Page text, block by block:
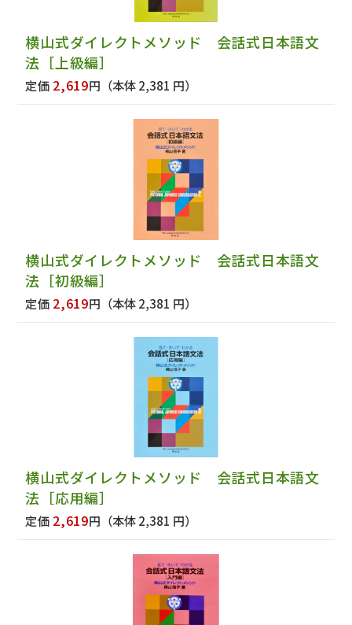
横山式ダイレクトメソッド 会話式日本語文
法［上級編］
定価 2,619円 （本体 2,381 円）
横山式ダイレクトメソッド 会話式日本語文
法［初級編］
定価 2,619円 （本体 2,381 円）
横山式ダイレクトメソッド 会話式日本語文
法［応用編］
定価 2,619円 （本体 2,381 円）